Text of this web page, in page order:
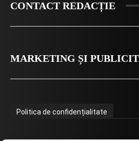
CONTACT REDACȚIE
MARKETING ȘI
Politica de confidențialitate